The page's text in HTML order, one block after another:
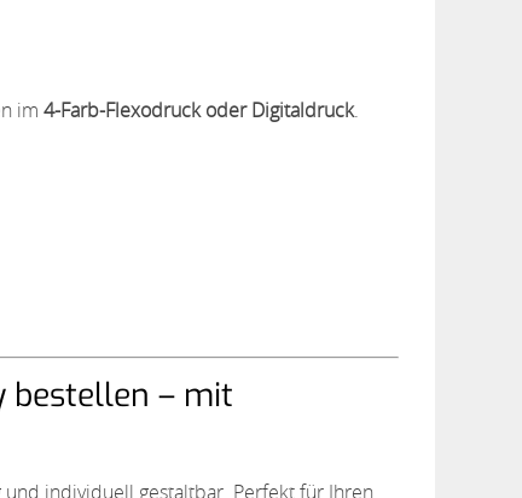
im 4-Farb-Flexodruck oder Digitaldruck.
bestellen – mit
und individuell gestaltbar. Perfekt für Ihren